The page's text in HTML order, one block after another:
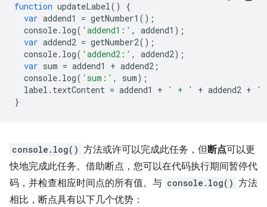
function updateLabel()
{
var addend1 = getNumber1 ();
console. log( 'addend1:' , addend1 );
var addend2 = getNumber2();
console. log( 'addend2:' , addend2);
var sum = addend1 + addend2 ;
console. log( 'sum:' , sum);
label . textContent = addend1 + ' + ' + addend2 +
'
}
console.log() 方法或许可以完成此任务，但断点可以更
快地完成此任务。借助断点，您可以在代码执行期间暂停代
码，并检查相应时间点的所有值。与 console.log() 方法
相比，断点具有以下几个优势：